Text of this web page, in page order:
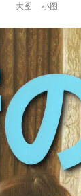
大图 小图